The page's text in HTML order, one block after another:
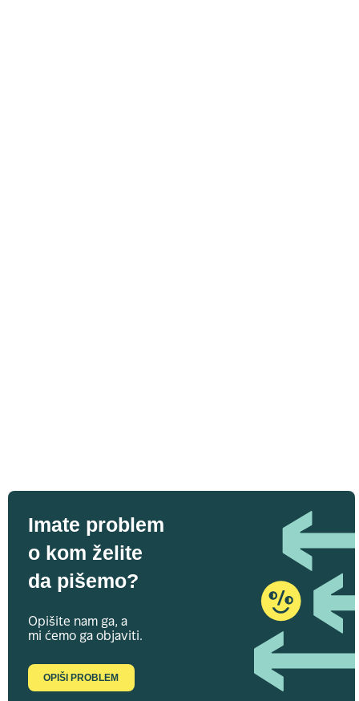
Imate problem
o kom želite
da pišemo?
Opišite nam ga, a
mi ćemo ga objaviti.
OPIŠI PROBLEM